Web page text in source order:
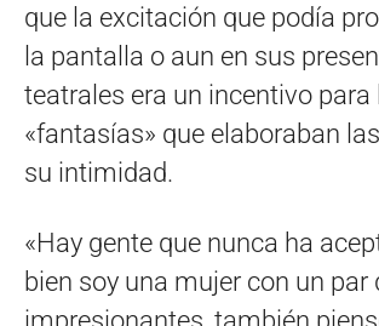
que la excitación que podía
la pantalla o aun en sus
teatrales era un incentivo para
«fantasías» que elaboraban
su intimidad.
«Hay gente que nunca ha
bien soy una mujer con un par